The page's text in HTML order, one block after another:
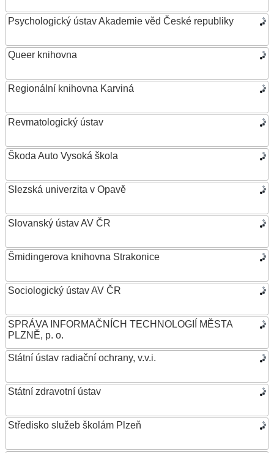
Psychologický ústav Akademie věd České republiky
Queer knihovna
Regionální knihovna Karviná
Revmatologický ústav
Škoda Auto Vysoká škola
Slezská univerzita v Opavě
Slovanský ústav AV ČR
Šmidingerova knihovna Strakonice
Sociologický ústav AV ČR
SPRÁVA INFORMAČNÍCH TECHNOLOGIÍ MĚSTA
PLZNĚ, p. o.
Státní ústav radiační ochrany, v.v.i.
Státní zdravotní ústav
Středisko služeb školám Plzeň